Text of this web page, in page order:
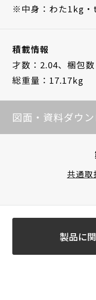
※中身：わた1kg・
積載情報
才数：2.04、 梱包数
総重量：17.17kg
図面・資料ダウ
共通取
製品に